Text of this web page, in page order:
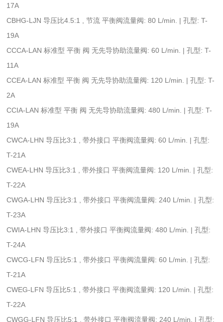
17A
CBHG-LJN 导压比4.5:1 , 节流 平衡阀流量阀: 80 L/min. | 孔型: T-
19A
CCCA-LAN 标准型 平衡 阀 无先导协助流量阀: 60 L/min. | 孔型: T-
11A
CCEA-LAN 标准型 平衡 阀 无先导协助流量阀: 120 L/min. | 孔型: T-
2A
CCIA-LAN 标准型 平衡 阀 无先导协助流量阀: 480 L/min. | 孔型: T-
19A
CWCA-LHN 导压比3:1 , 带外接口 平衡阀流量阀: 60 L/min. | 孔型:
T-21A
CWEA-LHN 导压比3:1 , 带外接口 平衡阀流量阀: 120 L/min. | 孔型:
T-22A
CWGA-LHN 导压比3:1 , 带外接口 平衡阀流量阀: 240 L/min. | 孔型:
T-23A
CWIA-LHN 导压比3:1 , 带外接口 平衡阀流量阀: 480 L/min. | 孔型:
T-24A
CWCG-LFN 导压比5:1 , 带外接口 平衡阀流量阀: 60 L/min. | 孔型:
T-21A
CWEG-LFN 导压比5:1 , 带外接口 平衡阀流量阀: 120 L/min. | 孔型:
T-22A
CWGG-LFN 导压比5:1 , 带外接口 平衡阀流量阀: 240 L/min. | 孔型: